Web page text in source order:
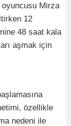
Mirza
12
48 saat kala
aşmak için
özellikle
nedeni ile